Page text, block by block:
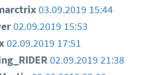
03.09.2019 15:44
02.09.2019 15:53
02.09.2019 17:51
02.09.2019 21:38